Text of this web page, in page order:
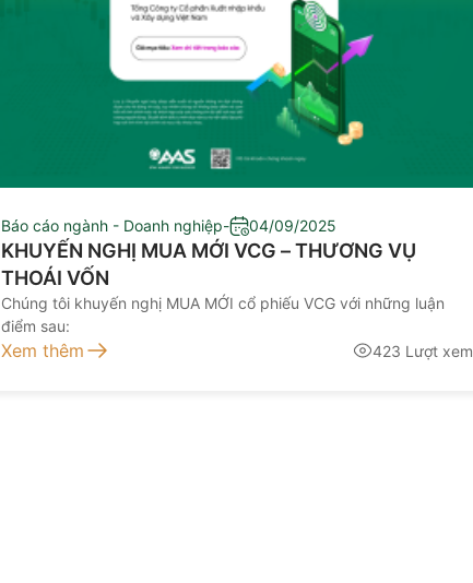
Báo cáo ngành - Doanh nghiệp- 04/09/2025
KHUYẾN NGHỊ MUA MỚI VCG – THƯƠNG VỤ
THOÁI VỐN
Chúng tôi khuyến nghị MUA MỚI cổ phiếu VCG với những luận
điểm sau:
Xem thêm 423 Lượt xem